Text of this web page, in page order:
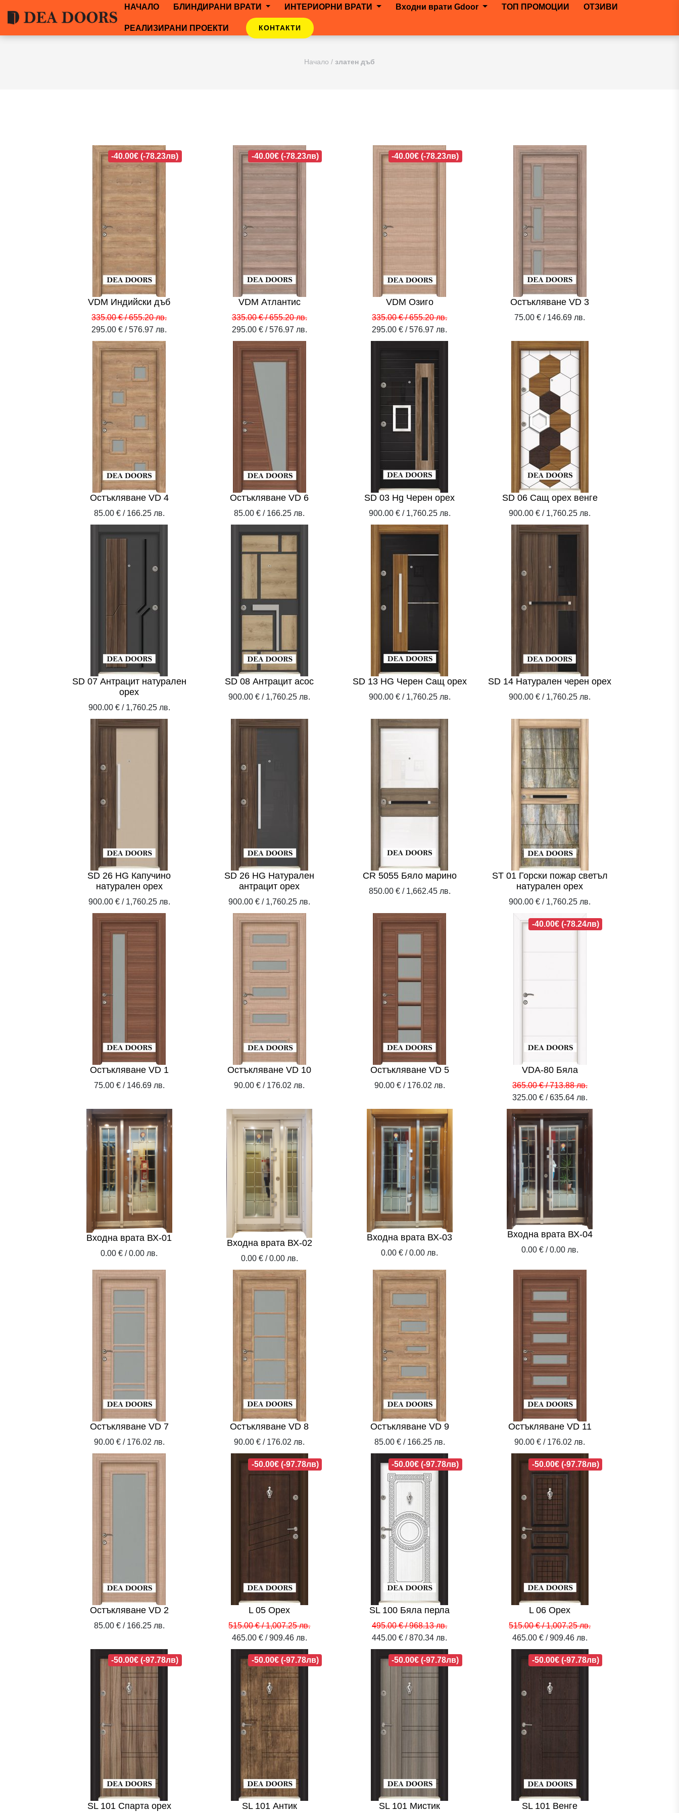
НАЧАЛО БЛИНДИРАНИ ВРАТИ ИНТЕРИОРНИ ВРАТИ Входни врати Gdoor ТОП ПРОМОЦИИ ОТЗИВИ
РЕАЛИЗИРАНИ ПРОЕКТИ КОНТАКТИ
Начало / златен дъб
-40.00€ (-78.23лв)
VDM Индийски дъб
335.00 € / 655.20 лв.
295.00 € / 576.97 лв.
-40.00€ (-78.23лв)
VDM Атлантис
335.00 € / 655.20 лв.
295.00 € / 576.97 лв.
-40.00€ (-78.23лв)
VDM Озиго
335.00 € / 655.20 лв.
295.00 € / 576.97 лв.
Остъкляване VD 3
75.00 € / 146.69 лв.
Остъкляване VD 4
85.00 € / 166.25 лв.
Остъкляване VD 6
85.00 € / 166.25 лв.
SD 03 Hg Черен орех
900.00 € / 1,760.25 лв.
SD 06 Сащ орех венге
900.00 € / 1,760.25 лв.
SD 07 Антрацит натурален
орех
900.00 € / 1,760.25 лв.
SD 08 Антрацит асос
900.00 € / 1,760.25 лв.
SD 13 HG Черен Сащ орех
900.00 € / 1,760.25 лв.
SD 14 Натурален черен орех
900.00 € / 1,760.25 лв.
SD 26 HG Капучино
натурален орех
900.00 € / 1,760.25 лв.
SD 26 HG Натурален
антрацит орех
900.00 € / 1,760.25 лв.
CR 5055 Бяло марино
850.00 € / 1,662.45 лв.
ST 01 Горски пожар светъл
натурален орех
900.00 € / 1,760.25 лв.
Остъкляване VD 1
75.00 € / 146.69 лв.
Остъкляване VD 10
90.00 € / 176.02 лв.
Остъкляване VD 5
90.00 € / 176.02 лв.
-40.00€ (-78.24лв)
VDA-80 Бяла
365.00 € / 713.88 лв.
325.00 € / 635.64 лв.
Входна врата ВХ-01
0.00 € / 0.00 лв.
Входна врата ВХ-02
0.00 € / 0.00 лв.
Входна врата ВХ-03
0.00 € / 0.00 лв.
Входна врата ВХ-04
0.00 € / 0.00 лв.
Остъкляване VD 7
90.00 € / 176.02 лв.
Остъкляване VD 8
90.00 € / 176.02 лв.
Остъкляване VD 9
85.00 € / 166.25 лв.
Остъкляване VD 11
90.00 € / 176.02 лв.
Остъкляване VD 2
85.00 € / 166.25 лв.
-50.00€ (-97.78лв)
L 05 Орех
515.00 € / 1,007.25 лв.
465.00 € / 909.46 лв.
-50.00€ (-97.78лв)
SL 100 Бяла перла
495.00 € / 968.13 лв.
445.00 € / 870.34 лв.
-50.00€ (-97.78лв)
L 06 Орех
515.00 € / 1,007.25 лв.
465.00 € / 909.46 лв.
-50.00€ (-97.78лв)
SL 101 Спарта орех
-50.00€ (-97.78лв)
SL 101 Антик
-50.00€ (-97.78лв)
SL 101 Мистик
-50.00€ (-97.78лв)
SL 101 Венге
Затвори